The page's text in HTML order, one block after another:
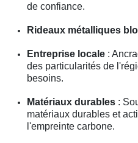
de confiance.
Rideaux métalliques
Entreprise locale :
des particularités de
besoins.
Matériaux durables :
matériaux durables et
l'empreinte carbone.